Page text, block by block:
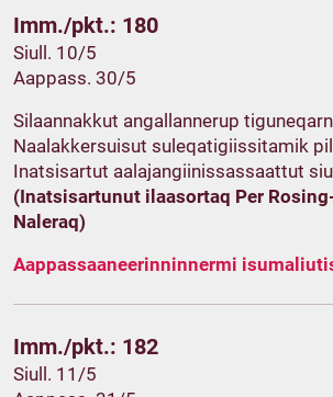
Imm./pkt.: 180
Siull. 10/5
Aappass. 30/5
Silaannakkut angallannerup
Naalakkersuisut suleqatigiissitamik
Inatsisartut aalajangiinissassaattut
(Inatsisartunut ilaasortaq Per
Naleraq)
Aappassaaneerinninnermi
Imm./pkt.: 182
Siull. 11/5